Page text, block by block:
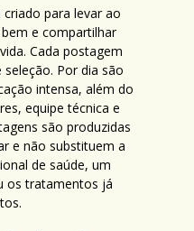
criado para levar ao
e compartilhar
Cada postagem
Por dia são
intensa, além do
equipe técnica e
são produzidas
e não substituem a
de saúde, um
os tratamentos já